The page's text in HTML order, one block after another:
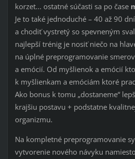
korzet... ostatné súčasti sa po čase
Je to také jednoduché – 40 až 90
a chodiť vystretý so spevneným
najlepší trénig je nosiť niečo na
na úplné preprogramovanie
a emócií. Od myšlienok a emócií
k myšlienkam a emóciám ktoré
Ako bonus k tomu „dostaneme“
krajšiu postavu + podstatne
organizmu.
Na kompletné preprogramovanie
vytvorenie nového návyku